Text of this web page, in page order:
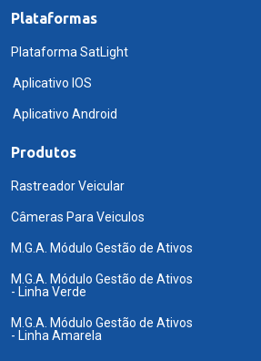
Plataformas
Plataforma SatLight
Aplicativo IOS
Aplicativo Android
Produtos
Rastreador Veicular
Câmeras Para Veiculos
M.G.A. Módulo Gestão de Ativos
M.G.A. Módulo Gestão de Ativos
- Linha Verde
M.G.A. Módulo Gestão de Ativos
- Linha Amarela